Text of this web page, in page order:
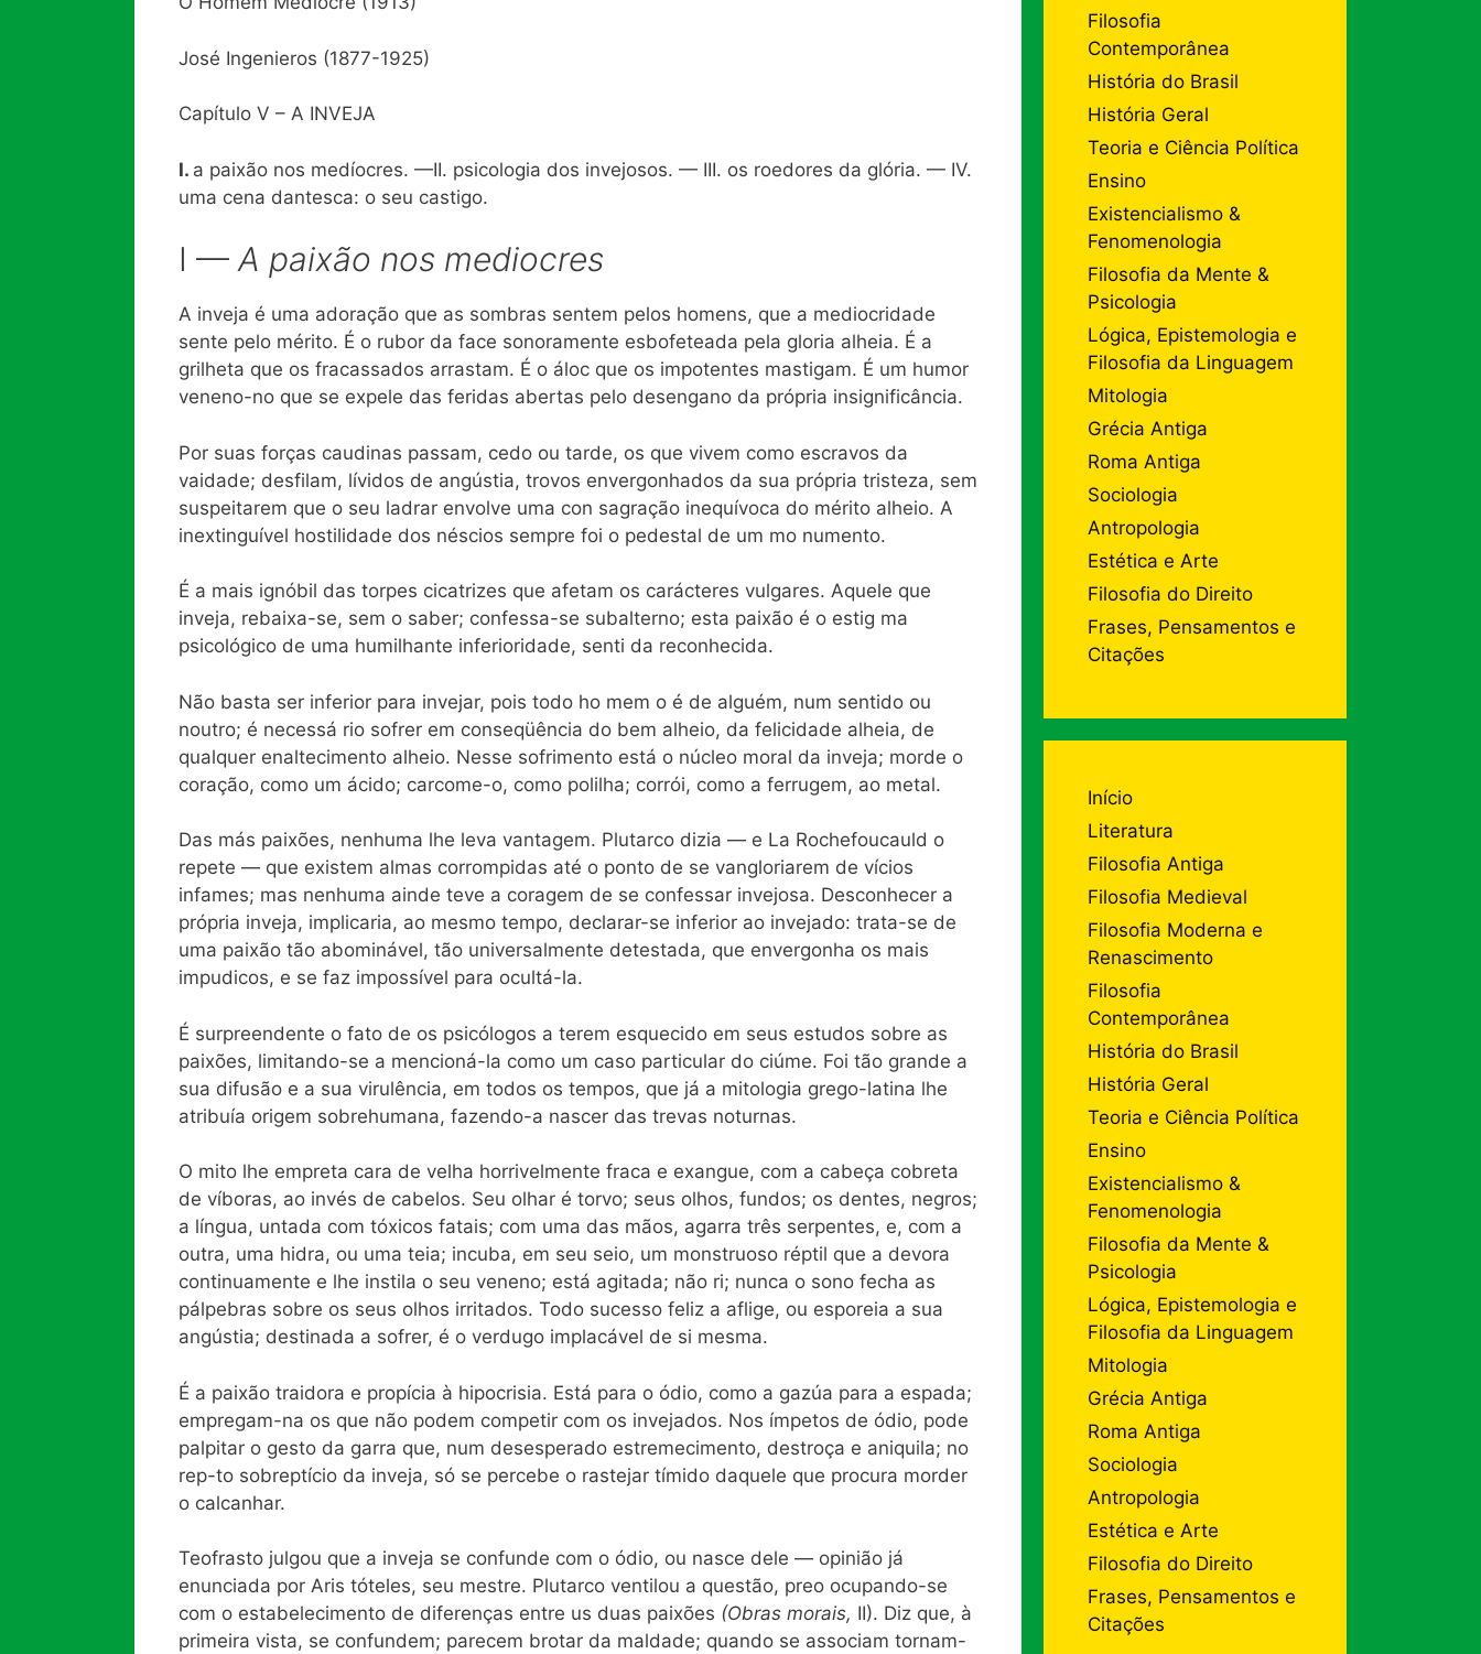
José Ingenieros (1877-1925)
Capítulo V – A INVEJA
I. a paixão nos medíocres. —II. psicologia dos invejosos. — III. os roedores da glória. — IV.
uma cena dantesca: o seu castigo.
I —A paixão nos mediocres
A inveja é uma adoração que as sombras sentem pelos homens, que a mediocridade
sente pelo mérito. É o rubor da face sonoramente esbofeteada pela gloria alheia. É a
grilheta que os fracassados arrastam. É o áloc que os impotentes mastigam. É um humor
veneno-no que se expele das feridas abertas pelo desengano da própria insignificância.
Por suas forças caudinas passam, cedo ou tarde, os que vivem como escravos da
vaidade; desfilam, lívidos de angústia, trovos envergonhados da sua própria tristeza, sem
suspeitarem que o seu ladrar envolve uma con sagração inequívoca do mérito alheio. A
inextinguível hostilidade dos néscios sempre foi o pedestal de um mo numento.
É a mais ignóbil das torpes cicatrizes que afetam os carácteres vulgares. Aquele que
inveja, rebaixa-se, sem o saber; confessa-se subalterno; esta paixão é o estig ma
psicológico de uma humilhante inferioridade, senti da reconhecida.
Não basta ser inferior para invejar, pois todo ho mem o é de alguém, num sentido ou
noutro; é necessá rio sofrer em conseqüência do bem alheio, da felicidade alheia, de
qualquer enaltecimento alheio. Nesse sofrimento está o núcleo moral da inveja; morde o
coração, como um ácido; carcome-o, como polilha; corrói, como a ferrugem, ao metal.
Das más paixões, nenhuma lhe leva vantagem. Plutarco dizia — e La Rochefoucauld o
repete — que existem almas corrompidas até o ponto de se vangloriarem de vícios
infames; mas nenhuma ainde teve a coragem de se confessar invejosa. Desconhecer a
própria inveja, implicaria, ao mesmo tempo, declarar-se inferior ao invejado: trata-se de
uma paixão tão abominável, tão universalmente detestada, que envergonha os mais
impudicos, e se faz impossível para ocultá-la.
É surpreendente o fato de os psicólogos a terem esquecido em seus estudos sobre as
paixões, limitando-se a mencioná-la como um caso particular do ciúme. Foi tão grande a
sua difusão e a sua virulência, em todos os tempos, que já a mitologia grego-latina lhe
atribuía origem sobrehumana, fazendo-a nascer das trevas noturnas.
O mito lhe empreta cara de velha horrivelmente fraca e exangue, com a cabeça cobreta
de víboras, ao invés de cabelos. Seu olhar é torvo; seus olhos, fundos; os dentes, negros;
a língua, untada com tóxicos fatais; com uma das mãos, agarra três serpentes, e, com a
outra, uma hidra, ou uma teia; incuba, em seu seio, um monstruoso réptil que a devora
continuamente e lhe instila o seu veneno; está agitada; não ri; nunca o sono fecha as
pálpebras sobre os seus olhos irritados. Todo sucesso feliz a aflige, ou esporeia a sua
angústia; destinada a sofrer, é o verdugo implacável de si mesma.
É a paixão traidora e propícia à hipocrisia. Está para o ódio, como a gazúa para a espada;
empregam-na os que não podem competir com os invejados. Nos ímpetos de ódio, pode
palpitar o gesto da garra que, num desesperado estremecimento, destroça e aniquila; no
rep-to sobreptício da inveja, só se percebe o rastejar tímido daquele que procura morder
o calcanhar.
Teofrasto julgou que a inveja se confunde com o ódio, ou nasce dele — opinião já
enunciada por Aris tóteles, seu mestre. Plutarco ventilou a questão, preo ocupando-se
com o estabelecimento de diferenças entre us duas paixões (Obras morais, II). Diz que, à
primeira vista, se confundem; parecem brotar da maldade; quando se associam tornam-
Filosofia
Contemporânea
História do Brasil
História Geral
Teoria e Ciência Política
Ensino
Existencialismo &
Fenomenologia
Filosofia da Mente &
Psicologia
Lógica, Epistemologia e
Filosofia da Linguagem
Mitologia
Grécia Antiga
Roma Antiga
Sociologia
Antropologia
Estética e Arte
Filosofia do Direito
Frases, Pensamentos e
Citações
Início
Literatura
Filosofia Antiga
Filosofia Medieval
Filosofia Moderna e
Renascimento
Filosofia
Contemporânea
História do Brasil
História Geral
Teoria e Ciência Política
Ensino
Existencialismo &
Fenomenologia
Filosofia da Mente &
Psicologia
Lógica, Epistemologia e
Filosofia da Linguagem
Mitologia
Grécia Antiga
Roma Antiga
Sociologia
Antropologia
Estética e Arte
Filosofia do Direito
Frases, Pensamentos e
Citações